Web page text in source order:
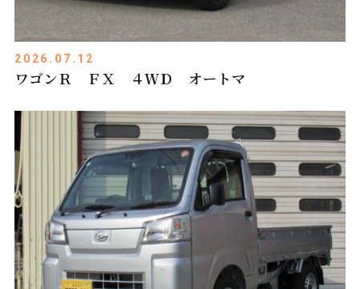
2026.07.12
ワゴンＲ ＦＸ ４ＷＤ オートマ